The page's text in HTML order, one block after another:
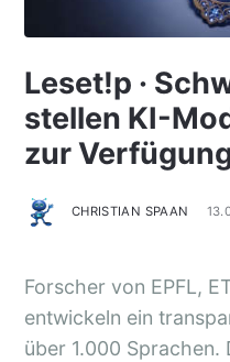
Leset!p ·
stellen KI-
zur
CHRISTIAN SPAAN
Forscher von EPFL,
entwickeln ein
über 1.000 Sprachen.